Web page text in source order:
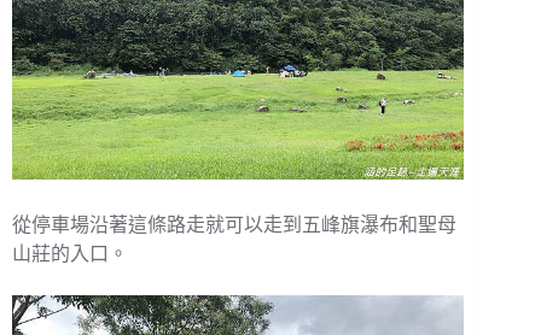
從停車場沿著這條路走就可以走到五峰旗瀑布和聖母
山莊的入口。